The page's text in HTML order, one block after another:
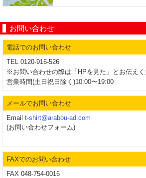
お問い合わせ
電話でのお問い合わせ
TEL 0120-916-526
※お問い合わせの際は「HPを見た」とお伝えく
営業時間(土日祝日除く)10:00〜19:00
メールでお問い合わせ
Email t-shirt@arabou-ad.com
(お問い合わせフォーム)
FAXでのお問い合わせ
FAX 048-754-0016